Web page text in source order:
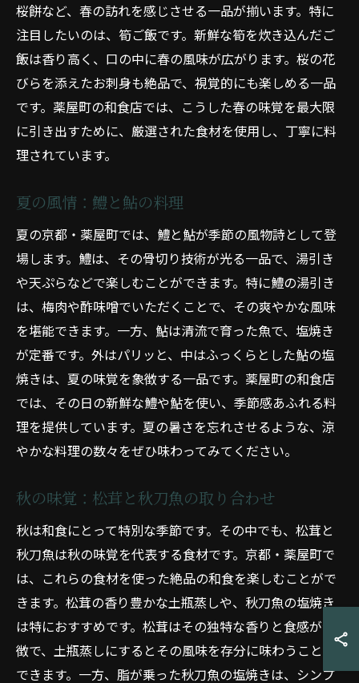
桜餅など、春の訪れを感じさせる一品が揃います。特に
注目したいのは、筍ご飯です。新鮮な筍を炊き込んだご
飯は香り高く、口の中に春の風味が広がります。桜の花
びらを添えたお刺身も絶品で、視覚的にも楽しめる一品
です。薬屋町の和食店では、こうした春の味覚を最大限
に引き出すために、厳選された食材を使用し、丁寧に料
理されています。
夏の風情：鱧と鮎の料理
夏の京都・薬屋町では、鱧と鮎が季節の風物詩として登
場します。鱧は、その骨切り技術が光る一品で、湯引き
や天ぷらなどで楽しむことができます。特に鱧の湯引き
は、梅肉や酢味噌でいただくことで、その爽やかな風味
を堪能できます。一方、鮎は清流で育った魚で、塩焼き
が定番です。外はパリッと、中はふっくらとした鮎の塩
焼きは、夏の味覚を象徴する一品です。薬屋町の和食店
では、その日の新鮮な鱧や鮎を使い、季節感あふれる料
理を提供しています。夏の暑さを忘れさせるような、涼
やかな料理の数々をぜひ味わってみてください。
秋の味覚：松茸と秋刀魚の取り合わせ
秋は和食にとって特別な季節です。その中でも、松茸と
秋刀魚は秋の味覚を代表する食材です。京都・薬屋町で
は、これらの食材を使った絶品の和食を楽しむことがで
きます。松茸の香り豊かな土瓶蒸しや、秋刀魚の塩焼き
は特におすすめです。松茸はその独特な香りと食感が特
徴で、土瓶蒸しにするとその風味を存分に味わうことが
できます。一方、脂が乗った秋刀魚の塩焼きは、シンプ